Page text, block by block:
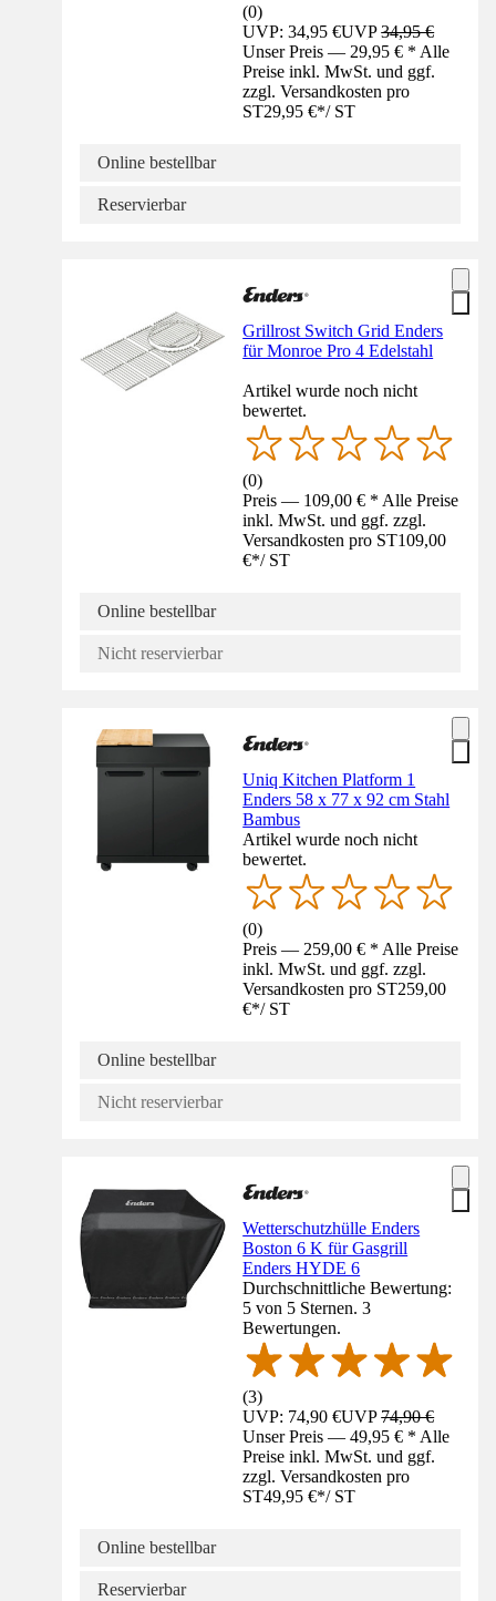
(0)
UVP: 34,95 €UVP34,95 €
Unser Preis — 29,95 € * Alle
Preise inkl. MwSt. und ggf.
zzgl. Versandkosten pro
ST29,95 €*/ ST
Online bestellbar
Reservierbar
Grillrost Switch Grid Enders
für Monroe Pro 4 Edelstahl
Artikel wurde noch nicht
bewertet.
(0)
Preis — 109,00 € * Alle Preise
inkl. MwSt. und ggf. zzgl.
Versandkosten pro ST109,00
€*/ ST
Online bestellbar
Nicht reservierbar
Uniq Kitchen Platform 1
Enders 58 x 77 x 92 cm Stahl
Bambus
Artikel wurde noch nicht
bewertet.
(0)
Preis — 259,00 € * Alle Preise
inkl. MwSt. und ggf. zzgl.
Versandkosten pro ST259,00
€*/ ST
Online bestellbar
Nicht reservierbar
Wetterschutzhülle Enders
Boston 6 K für Gasgrill
Enders HYDE 6
Durchschnittliche Bewertung:
5 von 5 Sternen. 3
Bewertungen.
(3)
UVP: 74,90 €UVP74,90 €
Unser Preis — 49,95 € * Alle
Preise inkl. MwSt. und ggf.
zzgl. Versandkosten pro
ST49,95 €*/ ST
Online bestellbar
Reservierbar